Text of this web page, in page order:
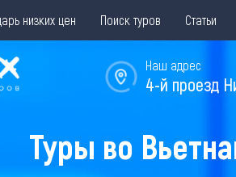
низких цен Поиск туров Статьи
Наш адрес
4-й проезд
Туры во